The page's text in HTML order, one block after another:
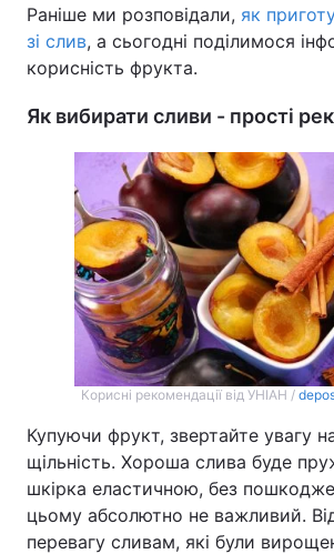
Техно і зв'язок
Зброя
Цікавинки Погода
Екологія Регіони
Лонгріди
Відео з Youtube Статті
Інтерв'ю Думки
Контакти
Послуги
Раніше ми розповідали, як
зі слив, а сьогодні поділимося
корисність фрукта.
Як вибирати сливи - прості
Корисні рекомендації від УНІАН /
Купуючи фрукт, звертайте увагу
щільність. Хороша слива буде
шкірка еластичною, без
цьому абсолютно не важливий.
перевагу сливам, які були